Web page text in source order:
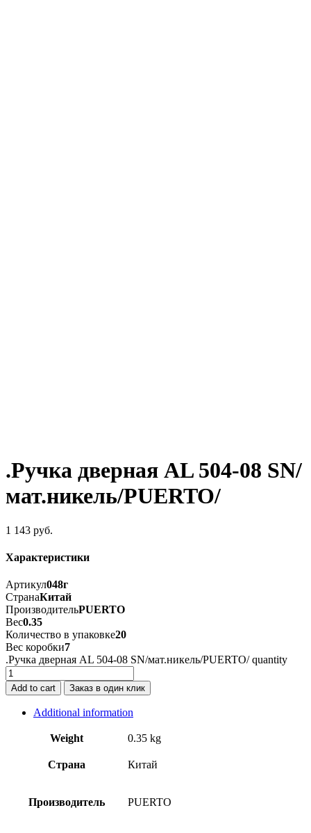
.Ручка дверная AL 504-08 SN/
мат.никель/PUERTO/
1 143 руб.
Характеристики
Артикул048г
СтранаКитай
ПроизводительPUERTO
Вес0.35
Количество в упаковке20
Вес коробки7
.Ручка дверная AL 504-08 SN/мат.никель/PUERTO/ quantity
Add to cart Заказ в один клик
Additional information
Weight 0.35 kg
Страна Китай
Производитель PUERTO